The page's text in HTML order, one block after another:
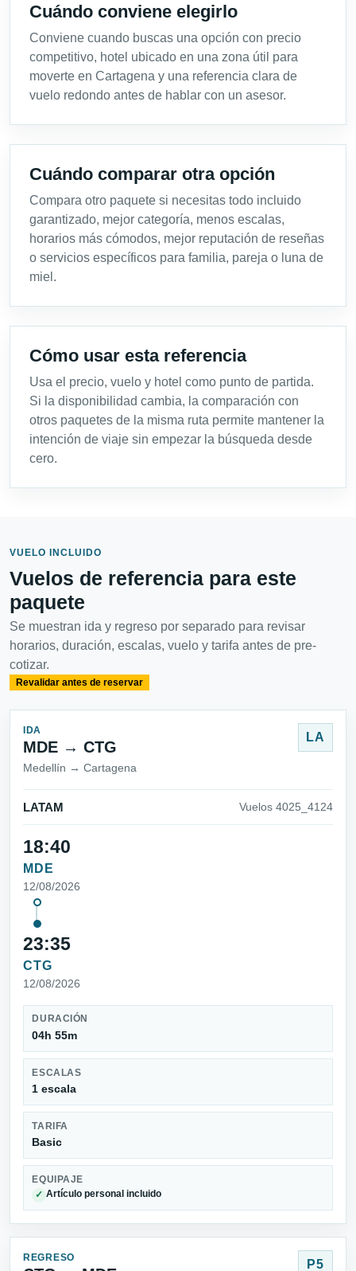
Cuándo conviene elegirlo
Conviene cuando buscas una opción con precio
competitivo, hotel ubicado en una zona útil para
moverte en Cartagena y una referencia clara de
vuelo redondo antes de hablar con un asesor.
Cuándo comparar otra opción
Compara otro paquete si necesitas todo incluido
garantizado, mejor categoría, menos escalas,
horarios más cómodos, mejor reputación de reseñas
o servicios específicos para familia, pareja o luna de
miel.
Cómo usar esta referencia
Usa el precio, vuelo y hotel como punto de partida.
Si la disponibilidad cambia, la comparación con
otros paquetes de la misma ruta permite mantener la
intención de viaje sin empezar la búsqueda desde
cero.
VUELO INCLUIDO
Vuelos de referencia para este
paquete
Se muestran ida y regreso por separado para revisar
horarios, duración, escalas, vuelo y tarifa antes de pre-
cotizar.
Revalidar antes de reservar
IDA
MDE → CTG
Medellín → Cartagena
LA
LATAM Vuelos 4025_4124
18:40
MDE
12/08/2026
23:35
CTG
12/08/2026
DURACIÓN
04h 55m
ESCALAS
1 escala
TARIFA
Basic
EQUIPAJE
✓ Artículo personal incluido
REGRESO P5